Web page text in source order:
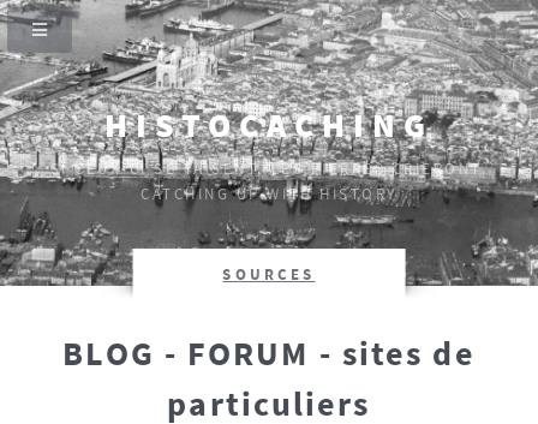
HISTOCACHING
SI CEUX-CI SE TAISENT, LES PIERRES CRIERONT.
CATCHING UP WITH HISTORY
SOURCES
BLOG - FORUM - sites de
particuliers